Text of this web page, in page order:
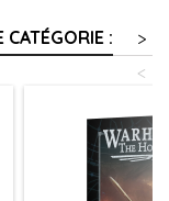
CATÉGORIE :
>
<